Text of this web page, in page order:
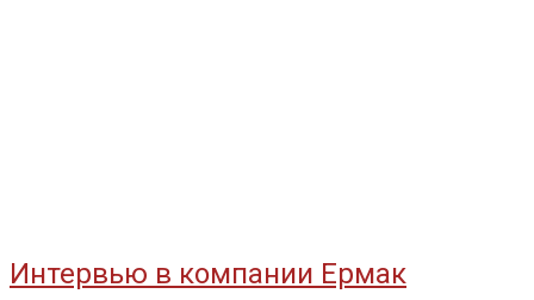
Интервью в компании Ермак